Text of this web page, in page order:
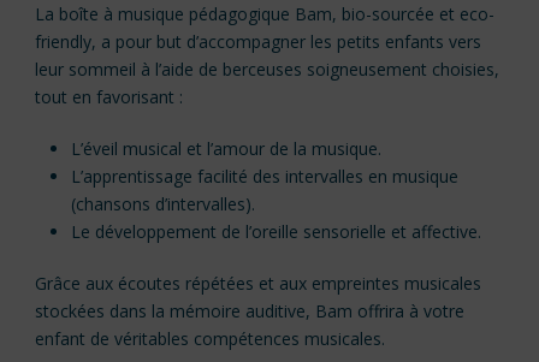
La boîte à musique pédagogique Bam, bio-sourcée et eco-
friendly, a pour but d’accompagner les petits enfants vers
leur sommeil à l’aide de berceuses soigneusement choisies,
tout en favorisant :
L’éveil musical et l’amour de la musique.
L’apprentissage facilité des intervalles en musique
(chansons d’intervalles).
Le développement de l’oreille sensorielle et affective.
Grâce aux écoutes répétées et aux empreintes musicales
stockées dans la mémoire auditive, Bam offrira à votre
enfant de véritables compétences musicales.